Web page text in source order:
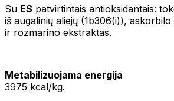
Su ES patvirtintais antioksidantais:
iš augalinių aliejų (1b306(i)),
ir rozmarino ekstraktas.
Metabilizuojama energija
3975 kcal/kg.